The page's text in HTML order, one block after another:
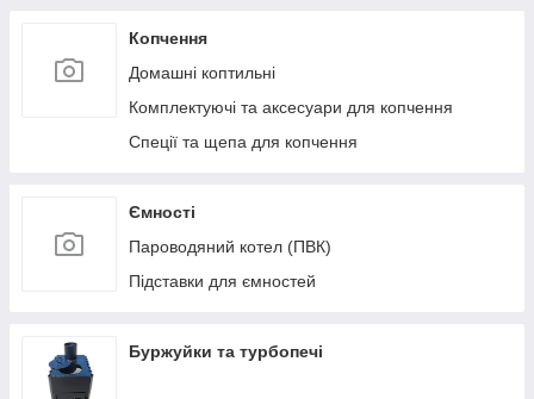
Колони без ємності
Копчення
Домашні коптильні
Комплектуючі та аксесуари для копчення
Спеції та щепа для копчення
Ємності
Пароводяний котел (ПВК)
Підставки для ємностей
Буржуйки та турбопечі